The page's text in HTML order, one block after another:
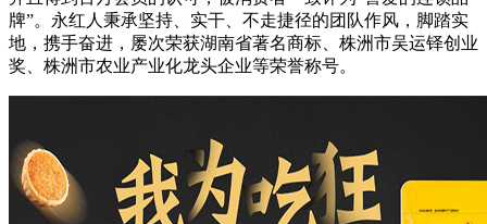
牌”。永红人秉承坚持、实干、不走捷径的团队作风，脚踏实
地，携手奋进，屡次荣获湖南省著名商标、株洲市吴运铎创业
奖、株洲市农业产业化龙头企业等荣誉称号。